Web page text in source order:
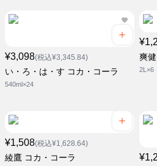
¥3,098(税込¥3,345.84)
い・ろ・は・す コカ・コーラ
540ml×24
爽
2L×6
¥1,508(税込¥1,628.64)
綾鷹 コカ・コーラ